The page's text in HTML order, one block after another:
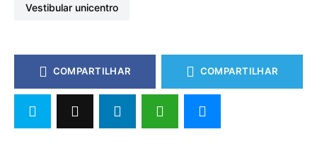
vestibular unicentro
COMPARTILHAR COMPARTILHAR